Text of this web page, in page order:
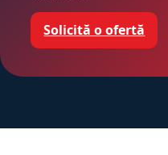
Solicită o ofertă